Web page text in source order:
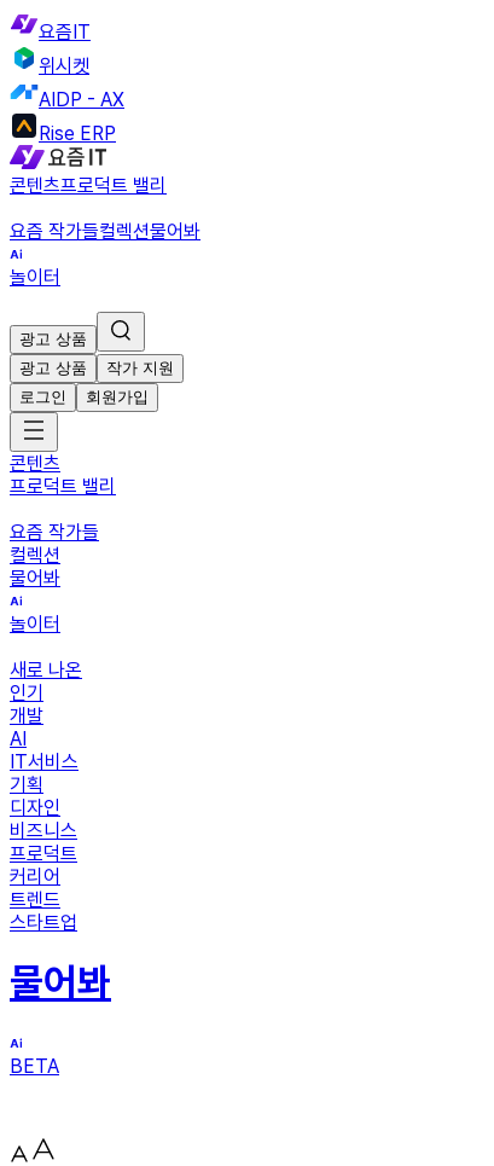
요즘IT
위시켓
AIDP - AX
Rise ERP
콘텐츠프로덕트 밸리
요즘 작가들컬렉션물어봐
놀이터
광고 상품
광고 상품
작가 지원
로그인
회원가입
콘텐츠
프로덕트 밸리
요즘 작가들
컬렉션
물어봐
놀이터
새로 나온
인기
개발
AI
IT서비스
기획
디자인
비즈니스
프로덕트
커리어
트렌드
스타트업
물어봐
BETA